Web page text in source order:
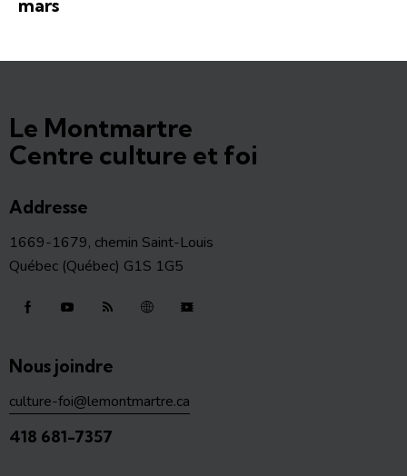
mars
Le Montmartre
Centre culture et foi
Addresse
1669-1679, chemin Saint-Louis
Québec (Québec) G1S 1G5
Nous joindre
culture-foi@lemontmartre.ca
418 681-7357